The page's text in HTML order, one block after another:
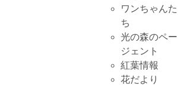
ワンちゃんた
ち
光の森のペー
ジェント
紅葉情報
花だより